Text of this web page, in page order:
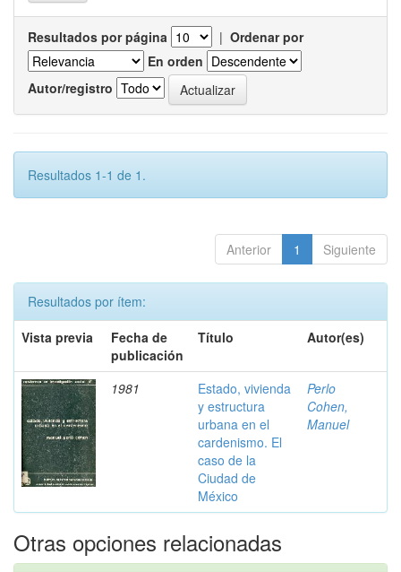
Resultados por página | Ordenar por
En orden
Autor/registro
Resultados 1-1 de 1.
Anterior 1 Siguiente
Resultados por ítem:
Vista previa
Fecha de
publicación
Título Autor(es)
1981
Estado, vivienda
y estructura
urbana en el
cardenismo. El
caso de la
Ciudad de
México
Perlo
Cohen,
Manuel
Otras opciones relacionadas